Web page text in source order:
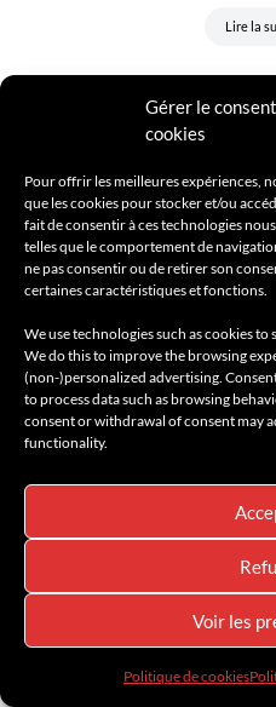
Gérer le
cookies
Pour offrir les meilleures expériences,
que les cookies pour stocker et/ou
fait de consentir à ces technologies
telles que le comportement de
ne pas consentir ou de retirer son
certaines caractéristiques et fonctions.
We use technologies such as cookies
We do this to improve the browsing
(non-)personalized advertising.
to process data such as browsing
consent or withdrawal of consent may
functionality.
Voir les
Politique de cookies
Lire la
À DÉCOUVRIR BEST OF
HORLOGERIE & MONTRES
Collector :
300M Bronze
19